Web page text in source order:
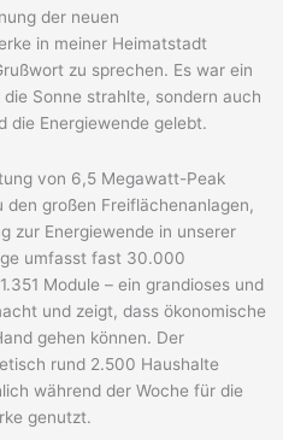
der neuen
in meiner Heimatstadt
zu sprechen. Es war ein
Sonne strahlte, sondern auch
die Energiewende gelebt.
von 6,5 Megawatt-Peak
den großen Freiflächenanlagen,
zur Energiewende in unserer
umfasst fast 30.000
Module – ein grandioses und
und zeigt, dass ökonomische
gehen können. Der
rund 2.500 Haushalte
während der Woche für die
genutzt.